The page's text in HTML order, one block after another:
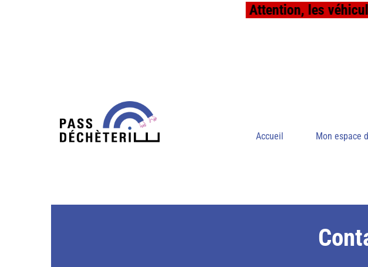
Attention, les
Accueil Mon espace